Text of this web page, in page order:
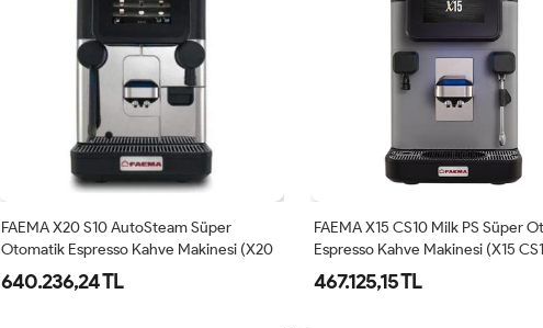
FAEMA X15 CS10 Milk PS Süper Otomatik
Espresso Kahve Makinesi (X15 CS10)
467.125,15 TL
Bravilor Bonamat SPRSO
Espresso Kahve Makinesi
119.446,65 TL